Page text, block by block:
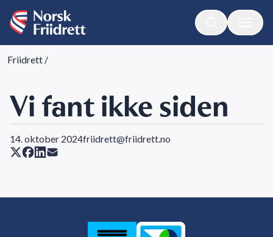
Friidrett /
Vi fant ikke siden
14. oktober 2024friidrett@friidrett.no